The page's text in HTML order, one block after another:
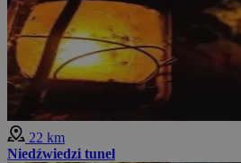
22 km
Niedźwiedzi tunel